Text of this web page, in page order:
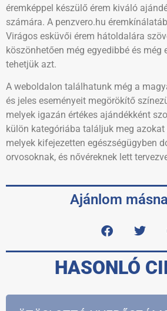
éremképpel készülő érem kiváló
számára. A penzvero.hu
Virágos esküvői érem hátoldalára
köszönhetően még egyedibbé és még
tehetjük azt.
A weboldalon találhatunk még a
és jeles eseményeit megörökítő
melyek igazán értékes ajándékként
külön kategóriába találjuk meg azokat
melyek kifejezetten egészségügyben
orvosoknak, és nővéreknek lett
Ajánlom
HASONLÓ